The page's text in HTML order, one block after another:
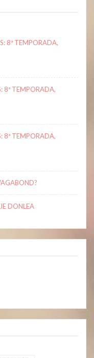
8ª TEMPORADA,
8ª TEMPORADA,
8ª TEMPORADA,
DONLEA